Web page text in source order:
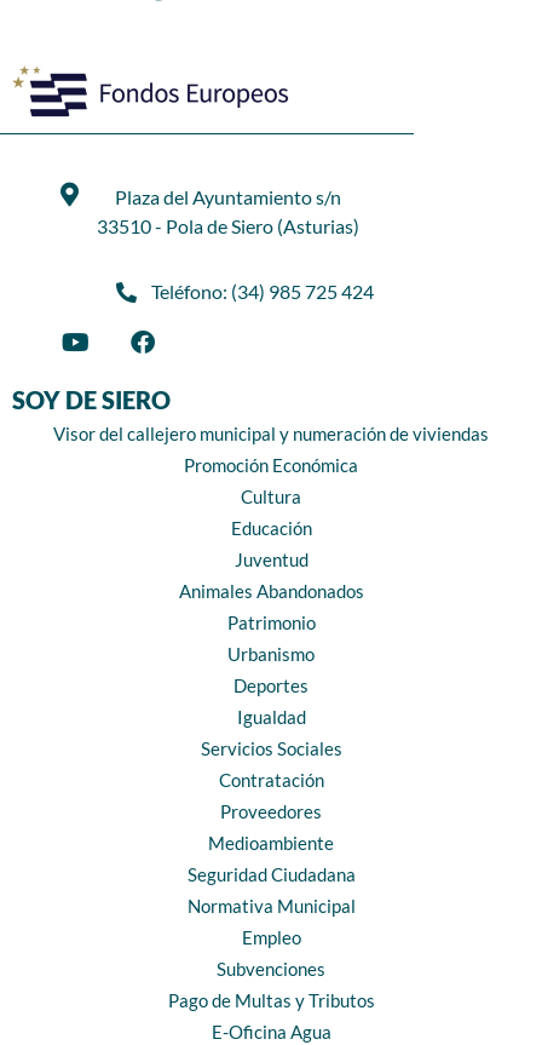
Plaza del Ayuntamiento s/n
33510 - Pola de Siero (Asturias)
Teléfono: (34) 985 725 424
SOY DE SIERO
Visor del callejero municipal y numeración de viviendas
Promoción Económica
Cultura
Educación
Juventud
Animales Abandonados
Patrimonio
Urbanismo
Deportes
Igualdad
Servicios Sociales
Contratación
Proveedores
Medioambiente
Seguridad Ciudadana
Normativa Municipal
Empleo
Subvenciones
Pago de Multas y Tributos
E-Oficina Agua